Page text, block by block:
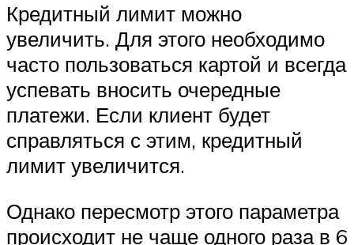
Кредитный лимит можно
увеличить. Для этого необходимо
часто пользоваться картой и всегда
успевать вносить очередные
платежи. Если клиент будет
справляться с этим, кредитный
лимит увеличится.
Однако пересмотр этого параметра
происходит не чаще одного раза в 6